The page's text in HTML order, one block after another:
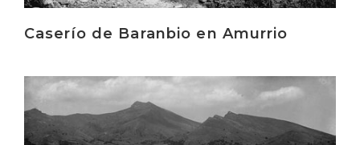
Caserío de Baranbio en Amurrio
Irakurri